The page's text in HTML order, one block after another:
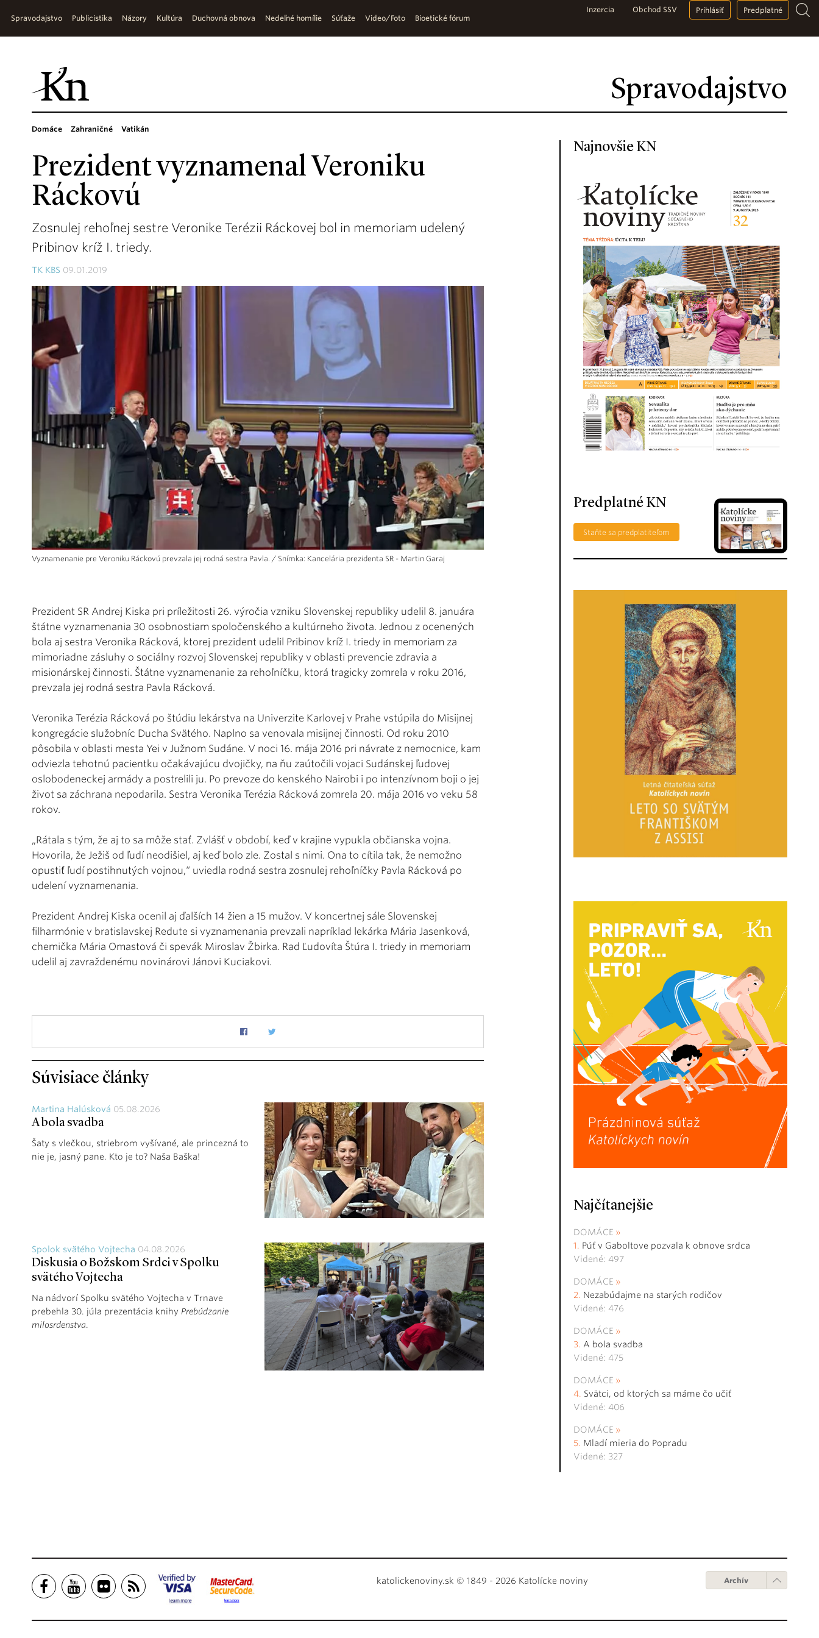
Spravodajstvo
Spravodajstvo Publicistika Názory Kultúra Duchovná obnova Nedeľné homílie Súťaže Video/Foto Bioetické fórum
Inzercia Obchod SSV Prihlásiť Predplatné
Domáce Zahraničné Vatikán
Prezident vyznamenal Veroniku
Ráckovú
Zosnulej rehoľnej sestre Veronike Terézii Ráckovej bol in memoriam udelený
Pribinov kríž I. triedy.
TK KBS 09.01.2019
Vyznamenanie pre Veroniku Ráckovú prevzala jej rodná sestra Pavla. / Snímka: Kancelária prezidenta SR - Martin Garaj
Prezident SR Andrej Kiska pri príležitosti 26. výročia vzniku Slovenskej republiky udelil 8. januára
štátne vyznamenania 30 osobnostiam spoločenského a kultúrneho života. Jednou z ocenených
bola aj sestra Veronika Rácková, ktorej prezident udelil Pribinov kríž I. triedy in memoriam za
mimoriadne zásluhy o sociálny rozvoj Slovenskej republiky v oblasti prevencie zdravia a
misionárskej činnosti. Štátne vyznamenanie za rehoľníčku, ktorá tragicky zomrela v roku 2016,
prevzala jej rodná sestra Pavla Rácková.
Veronika Terézia Rácková po štúdiu lekárstva na Univerzite Karlovej v Prahe vstúpila do Misijnej
kongregácie služobníc Ducha Svätého. Naplno sa venovala misijnej činnosti. Od roku 2010
pôsobila v oblasti mesta Yei v Južnom Sudáne. V noci 16. mája 2016 pri návrate z nemocnice, kam
odviezla tehotnú pacientku očakávajúcu dvojičky, na ňu zaútočili vojaci Sudánskej ľudovej
oslobodeneckej armády a postrelili ju. Po prevoze do kenského Nairobi i po intenzívnom boji o jej
život sa záchrana nepodarila. Sestra Veronika Terézia Rácková zomrela 20. mája 2016 vo veku 58
rokov.
„Rátala s tým, že aj to sa môže stať. Zvlášť v období, keď v krajine vypukla občianska vojna.
Hovorila, že Ježiš od ľudí neodišiel, aj keď bolo zle. Zostal s nimi. Ona to cítila tak, že nemožno
opustiť ľudí postihnutých vojnou,“ uviedla rodná sestra zosnulej rehoľníčky Pavla Rácková po
udelení vyznamenania.
Prezident Andrej Kiska ocenil aj ďalších 14 žien a 15 mužov. V koncertnej sále Slovenskej
filharmónie v bratislavskej Redute si vyznamenania prevzali napríklad lekárka Mária Jasenková,
chemička Mária Omastová či spevák Miroslav Žbirka. Rad Ľudovíta Štúra I. triedy in memoriam
udelil aj zavraždenému novinárovi Jánovi Kuciakovi.
Súvisiace články
Martina Halúsková 05.08.2026
A bola svadba
Šaty s vlečkou, striebrom vyšívané, ale princezná to
nie je, jasný pane. Kto je to? Naša Baška!
Spolok svätého Vojtecha 04.08.2026
Diskusia o Božskom Srdci v Spolku
svätého Vojtecha
Na nádvorí Spolku svätého Vojtecha v Trnave
prebehla 30. júla prezentácia knihy Prebúdzanie
milosrdenstva.
Najnovšie KN
Predplatné KN
Staňte sa predplatiteľom
Najčítanejšie
DOMÁCE
Púť v Gaboltove pozvala k obnove srdca
Videné: 497
DOMÁCE
Nezabúdajme na starých rodičov
Videné: 476
DOMÁCE
A bola svadba
Videné: 475
DOMÁCE
Svätci, od ktorých sa máme čo učiť
Videné: 406
DOMÁCE
Mladí mieria do Popradu
Videné: 327
katolickenoviny.sk © 1849 - 2026 Katolícke noviny Archív